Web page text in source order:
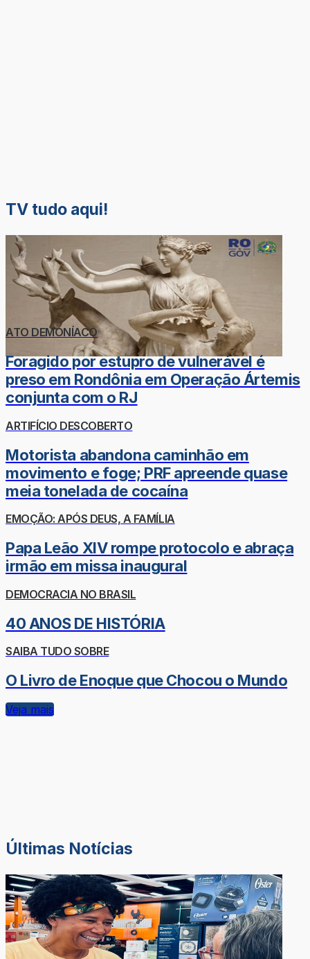
TV tudo aqui!
ATO DEMONÍACO
Foragido por estupro de vulnerável é
preso em Rondônia em Operação Ártemis
conjunta com o RJ
ARTIFÍCIO DESCOBERTO
Motorista abandona caminhão em
movimento e foge; PRF apreende quase
meia tonelada de cocaína
EMOÇÃO: APÓS DEUS, A FAMÍLIA
Papa Leão XIV rompe protocolo e abraça
irmão em missa inaugural
DEMOCRACIA NO BRASIL
40 ANOS DE HISTÓRIA
SAIBA TUDO SOBRE
O Livro de Enoque que Chocou o Mundo
Veja mais
Últimas Notícias